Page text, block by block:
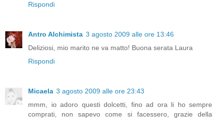
Rispondi
Antro Alchimista 3 agosto 2009 alle ore 13:46
Deliziosi, mio marito ne va matto! Buona serata Laura
Rispondi
Micaela 3 agosto 2009 alle ore 23:43
mmm, io adoro questi dolcetti, fino ad ora li ho sempre
comprati, non sapevo come si facessero, grazie della